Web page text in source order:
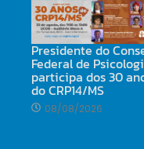
Presidente do
Federal de
participa dos 30
do CRP14/MS
08/08/2026